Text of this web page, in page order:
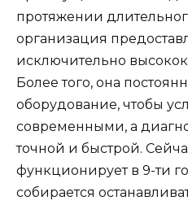
протяжении
организация
исключительно
Более того, она
оборудование, чтобы
современными, а
точной и быстрой.
функционирует в 9-ти
собирается